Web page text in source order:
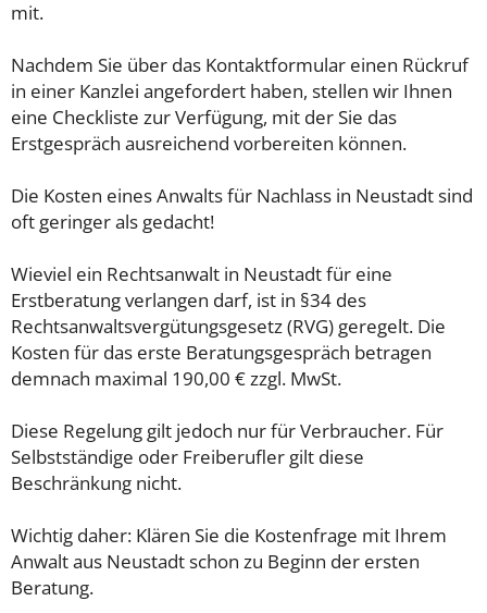
mit.
Nachdem Sie über das Kontaktformular einen Rückruf
in einer Kanzlei angefordert haben, stellen wir Ihnen
eine Checkliste zur Verfügung, mit der Sie das
Erstgespräch ausreichend vorbereiten können.
Die Kosten eines Anwalts für Nachlass in Neustadt sind
oft geringer als gedacht!
Wieviel ein Rechtsanwalt in Neustadt für eine
Erstberatung verlangen darf, ist in §34 des
Rechtsanwaltsvergütungsgesetz (RVG) geregelt. Die
Kosten für das erste Beratungsgespräch betragen
demnach maximal 190,00 € zzgl. MwSt.
Diese Regelung gilt jedoch nur für Verbraucher. Für
Selbstständige oder Freiberufler gilt diese
Beschränkung nicht.
Wichtig daher: Klären Sie die Kostenfrage mit Ihrem
Anwalt aus Neustadt schon zu Beginn der ersten
Beratung.